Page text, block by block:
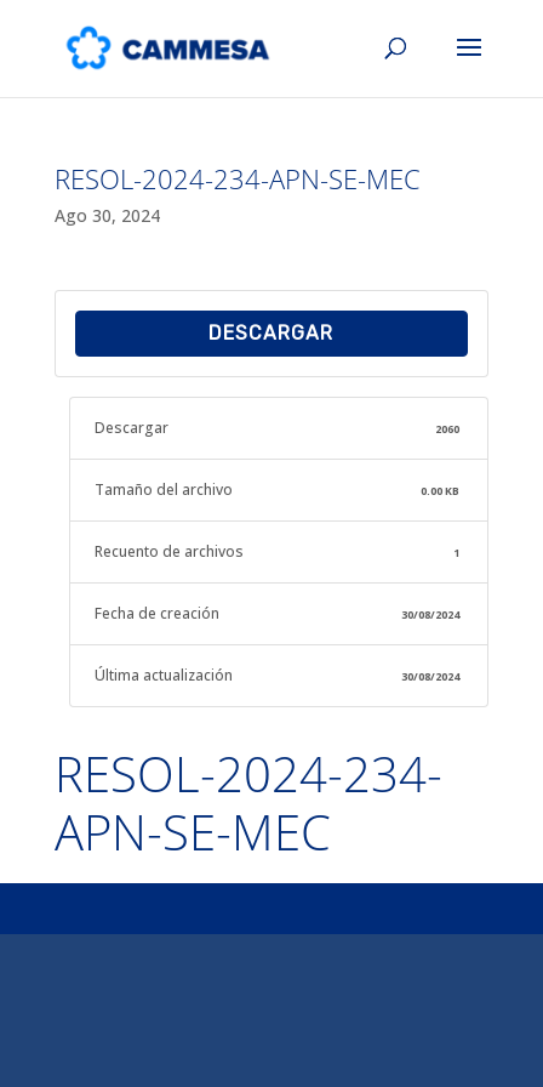
RESOL-2024-234-APN-SE-MEC
Ago 30, 2024
DESCARGAR
Descargar 2060
Tamaño del archivo 0.00 KB
Recuento de archivos 1
Fecha de creación 30/08/2024
Última actualización 30/08/2024
RESOL-2024-234-
APN-SE-MEC